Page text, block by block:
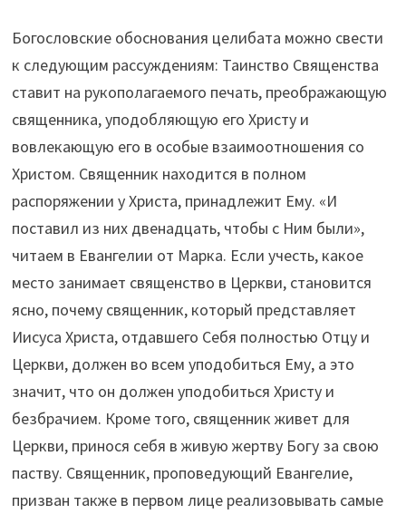
Богословские обоснования целибата можно свести
к следующим рассуждениям: Таинство Священства
ставит на рукополагаемого печать, преображающую
священника, уподобляющую его Христу и
вовлекающую его в особые взаимоотношения со
Христом. Священник находится в полном
распоряжении у Христа, принадлежит Ему. «И
поставил из них двенадцать, чтобы с Ним были»,
читаем в Евангелии от Марка. Если учесть, какое
место занимает священство в Церкви, становится
ясно, почему священник, который представляет
Иисуса Христа, отдавшего Себя полностью Отцу и
Церкви, должен во всем уподобиться Ему, а это
значит, что он должен уподобиться Христу и
безбрачием. Кроме того, священник живет для
Церкви, принося себя в живую жертву Богу за свою
паству. Священник, проповедующий Евангелие,
призван также в первом лице реализовывать самые